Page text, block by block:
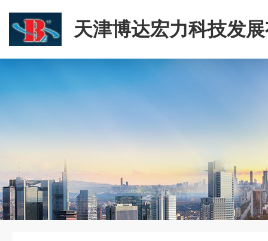
天津博达宏力科技发
司